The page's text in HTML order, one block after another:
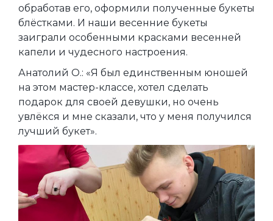
обработав его, оформили полученные букеты
блёстками. И наши весенние букеты
заиграли особенными красками весенней
капели и чудесного настроения.
Анатолий О.: «Я был единственным юношей
на этом мастер-классе, хотел сделать
подарок для своей девушки, но очень
увлёкся и мне сказали, что у меня получился
лучший букет».